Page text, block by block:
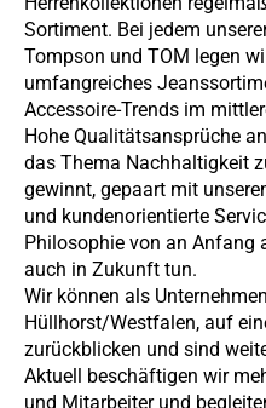
Sortiment. Bei jedem
Tompson und TOM legen
umfangreiches
Accessoire-Trends im
Hohe Qualitätsansprüche
das Thema Nachhaltigkeit
gewinnt, gepaart mit
und kundenorientierte
Philosophie von an Anfang
auch in Zukunft tun.
Wir können als
Hüllhorst/Westfalen, auf
zurückblicken und sind
Aktuell beschäftigen wir
und Mitarbeiter und